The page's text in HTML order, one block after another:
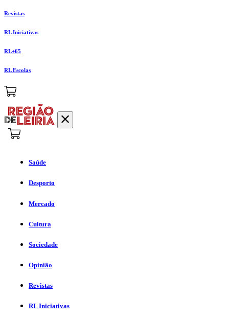
Revistas
RL Iniciativas
RL+65
RL Escolas
Saúde
Desporto
Mercado
Cultura
Sociedade
Opinião
Revistas
RL Iniciativas